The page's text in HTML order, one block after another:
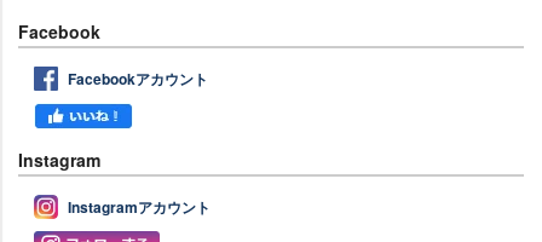
Facebook
Facebookアカウント
Instagram
Instagramアカウント